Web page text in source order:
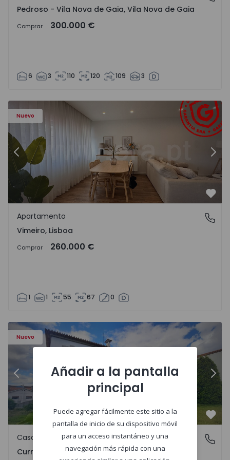
Pedroso - Vila Nova de Gaia, Vila Nova de Gaia
Comprar 300.000 €
6 3 110 120 109 3
Nuevo
Apartamento T1 Lourinhã, Vimeiro - 1575406 - 1
Anterior
Vimeiro, Lisboa
Apartamento
Vimeiro, Lisboa
Comprar 260.000 €
1 1 55 67 0
Nuevo
- 17
Casa T7 Carregal do Sal, Currelos, Papízios e Sobral -
Anterior
Currelos, Papízios e Sobral, Viseu
Casa
Currelos, Papízios e Sobral, Viseu
Añadir a la pantalla
principal
Puede agregar fácilmente este sitio a la
pantalla de inicio de su dispositivo móvil
para un acceso instantáneo y una
navegación más rápida con una